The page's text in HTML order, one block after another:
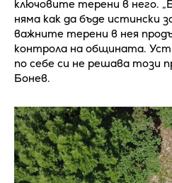
ключовите терени в него.
няма как да бъде истински
важните терени в нея
контрола на общината.
по себе си не решава този
Бонев.